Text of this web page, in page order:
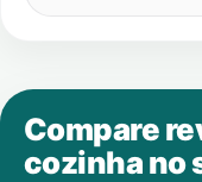
Compare
cozinha no